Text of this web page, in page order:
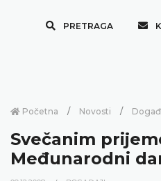
PRETRAGA
Početna Novosti
Svečanim
Međunarodni